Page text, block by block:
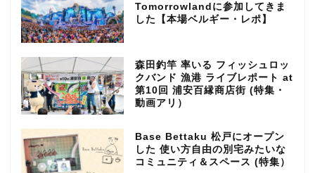
Tomorrowlandに参加してきま
した【本場ベルギー・レポ】
森田釣竿 率いる フィッシュロッ
クバンド 漁港 ライブレポート at
第10回 浦安百縁商店街 (特集・
動画アリ）
Base Bettaku 松戸にオープン
した 使い方自由の別宅みたいな
コミュニティ＆スペース (特集）